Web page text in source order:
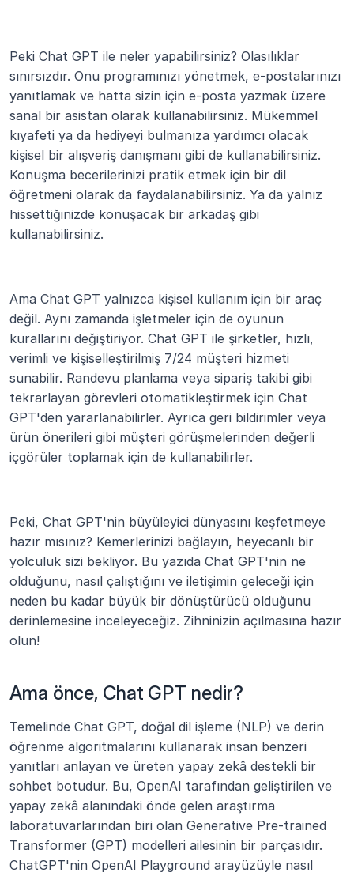
Peki Chat GPT ile neler yapabilirsiniz? Olasılıklar
sınırsızdır. Onu programınızı yönetmek, e-postalarınızı
yanıtlamak ve hatta sizin için e-posta yazmak üzere
sanal bir asistan olarak kullanabilirsiniz. Mükemmel
kıyafeti ya da hediyeyi bulmanıza yardımcı olacak
kişisel bir alışveriş danışmanı gibi de kullanabilirsiniz.
Konuşma becerilerinizi pratik etmek için bir dil
öğretmeni olarak da faydalanabilirsiniz. Ya da yalnız
hissettiğinizde konuşacak bir arkadaş gibi
kullanabilirsiniz.
Ama Chat GPT yalnızca kişisel kullanım için bir araç
değil. Aynı zamanda işletmeler için de oyunun
kurallarını değiştiriyor. Chat GPT ile şirketler, hızlı,
verimli ve kişiselleştirilmiş 7/24 müşteri hizmeti
sunabilir. Randevu planlama veya sipariş takibi gibi
tekrarlayan görevleri otomatikleştirmek için Chat
GPT'den yararlanabilirler. Ayrıca geri bildirimler veya
ürün önerileri gibi müşteri görüşmelerinden değerli
içgörüler toplamak için de kullanabilirler.
Peki, Chat GPT'nin büyüleyici dünyasını keşfetmeye
hazır mısınız? Kemerlerinizi bağlayın, heyecanlı bir
yolculuk sizi bekliyor. Bu yazıda Chat GPT'nin ne
olduğunu, nasıl çalıştığını ve iletişimin geleceği için
neden bu kadar büyük bir dönüştürücü olduğunu
derinlemesine inceleyeceğiz. Zihninizin açılmasına hazır
olun!
Ama önce, Chat GPT nedir?
Temelinde Chat GPT, doğal dil işleme (NLP) ve derin
öğrenme algoritmalarını kullanarak insan benzeri
yanıtları anlayan ve üreten yapay zekâ destekli bir
sohbet botudur. Bu, OpenAI tarafından geliştirilen ve
yapay zekâ alanındaki önde gelen araştırma
laboratuvarlarından biri olan Generative Pre-trained
Transformer (GPT) modelleri ailesinin bir parçasıdır.
ChatGPT'nin OpenAI Playground arayüzüyle nasıl